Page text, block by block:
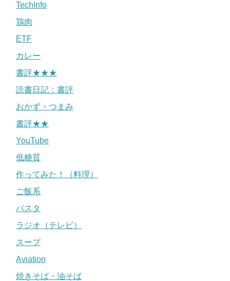
TechInfo
鶏肉
ETF
カレー
書評★★★
読書日記：書評
おかず・つまみ
書評★★
YouTube
低糖質
作ってみた！（料理）
ご飯系
パスタ
ラジオ（テレビ）
スープ
Aviation
焼きそば・油そば